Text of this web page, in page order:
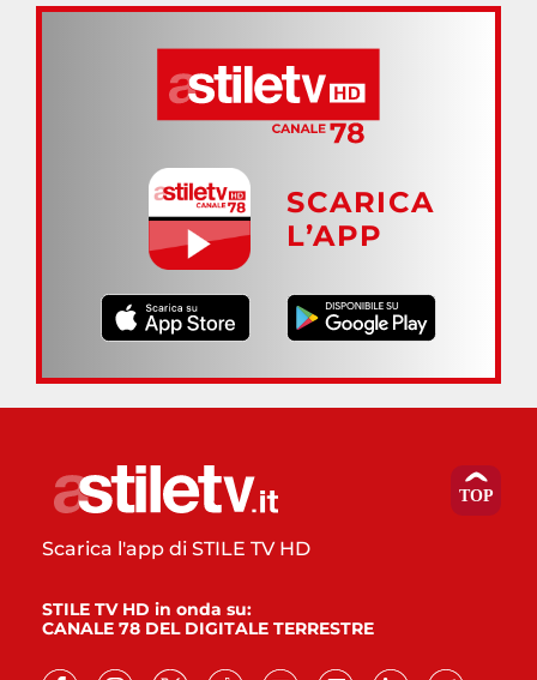
SCARICA
L’APP
Scarica l'app di STILE TV HD
STILE TV HD in onda su:
CANALE 78 DEL DIGITALE TERRESTRE